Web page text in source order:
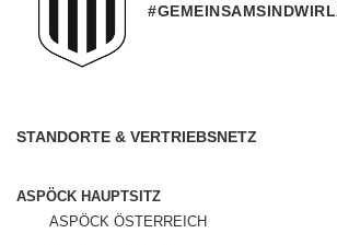
STANDORTE & VERTRIEBSNETZ
ASPÖCK HAUPTSITZ
ASPÖCK ÖSTERREICH